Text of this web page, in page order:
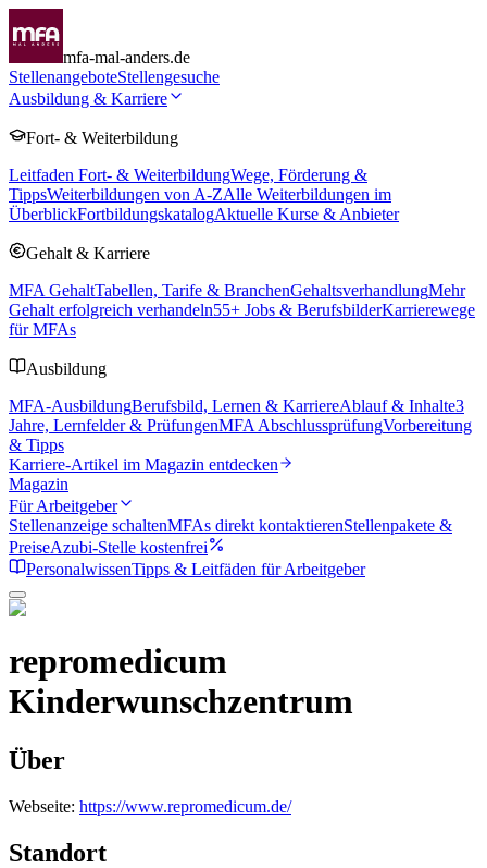
mfa-mal-anders.de
StellenangeboteStellengesuche
Ausbildung & Karriere
Fort- & Weiterbildung
Leitfaden Fort- & WeiterbildungWege, Förderung &
TippsWeiterbildungen von A-ZAlle Weiterbildungen im
ÜberblickFortbildungskatalogAktuelle Kurse & Anbieter
Gehalt & Karriere
MFA GehaltTabellen, Tarife & BranchenGehaltsverhandlungMehr
Gehalt erfolgreich verhandeln55+ Jobs & BerufsbilderKarrierewege
für MFAs
Ausbildung
MFA-AusbildungBerufsbild, Lernen & KarriereAblauf & Inhalte3
Jahre, Lernfelder & PrüfungenMFA AbschlussprüfungVorbereitung
& Tipps
Karriere-Artikel im Magazin entdecken
Magazin
Für Arbeitgeber
Stellenanzeige schaltenMFAs direkt kontaktierenStellenpakete &
PreiseAzubi-Stelle kostenfrei
PersonalwissenTipps & Leitfäden für Arbeitgeber
repromedicum
Kinderwunschzentrum
Über
Webseite: https://www.repromedicum.de/
Standort